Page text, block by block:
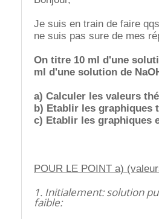
Je suis en train de faire
ne suis pas sure de mes
On titre 10 ml d'une
ml d'une solution de
a) Calculer les valeurs
b) Etablir les graphiques
c) Etablir les graphiques
POUR LE POINT a)
1. Initialement: solution
faible: